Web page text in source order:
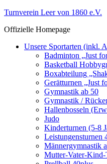
Turnverein Leer von 1860 e.V.
Offizielle Homepage
Unsere Sportarten (inkl.
Badminton „Just
Basketball
Boxabteilung
Gerätturnen „Just
Gymnastik ab 50
Gymnastik /
Hallenbosseln
Judo
Kinderturnen (5-8
Leistungensturnen
Männergymnastik
Mutter-Vater-Kind-